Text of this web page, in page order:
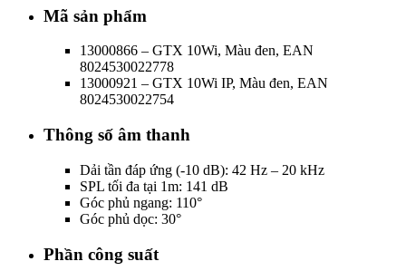
Mã sản phẩm
13000866 – GTX 10Wi, Màu đen, EAN
8024530022778
13000921 – GTX 10Wi IP, Màu đen, EAN
8024530022754
Thông số âm thanh
Dải tần đáp ứng (-10 dB): 42 Hz – 20 kHz
SPL tối đa tại 1m: 141 dB
Góc phủ ngang: 110°
Góc phủ dọc: 30°
Phần công suất